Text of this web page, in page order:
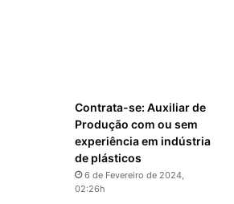
Contrata-se: Auxiliar de
Produção com ou sem
experiência em indústria
de plásticos
6 de Fevereiro de 2024,
02:26h